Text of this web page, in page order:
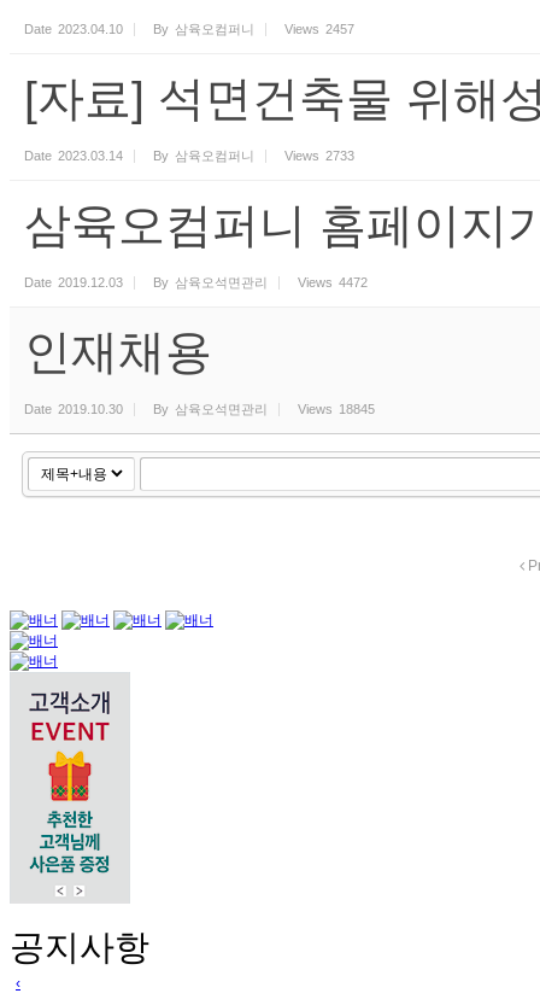
Date 2023.04.10 By 삼육오컴퍼니 Views 2457
[자료] 석면건축물 위해
Date 2023.03.14 By 삼육오컴퍼니 Views 2733
삼육오컴퍼니 홈페이지
Date 2019.12.03 By 삼육오석면관리 Views 4472
인재채용
Date 2019.10.30 By 삼육오석면관리 Views 18845
공지사항
‹